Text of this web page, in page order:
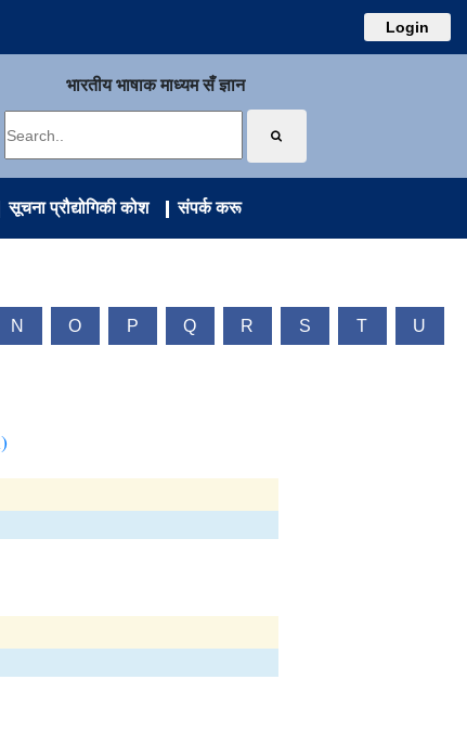
Login
भारतीय भाषाक माध्यम सँ ज्ञान
सूचना प्रौद्योगिकी कोश संपर्क करू
N O P Q R S T U